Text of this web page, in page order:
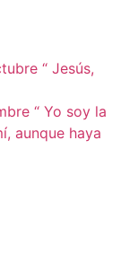
“ Jesús,
“ Yo soy la
aunque haya